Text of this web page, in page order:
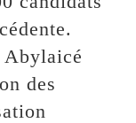
des